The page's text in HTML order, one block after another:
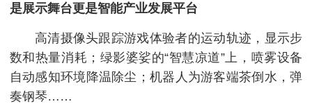
是展示舞台更是智能产业发展平台
高清摄像头跟踪游戏体验者的运动轨迹，显示步
数和热量消耗；绿影婆娑的“智慧凉道”上，喷雾设备
自动感知环境降温除尘；机器人为游客端茶倒水，弹
奏钢琴……